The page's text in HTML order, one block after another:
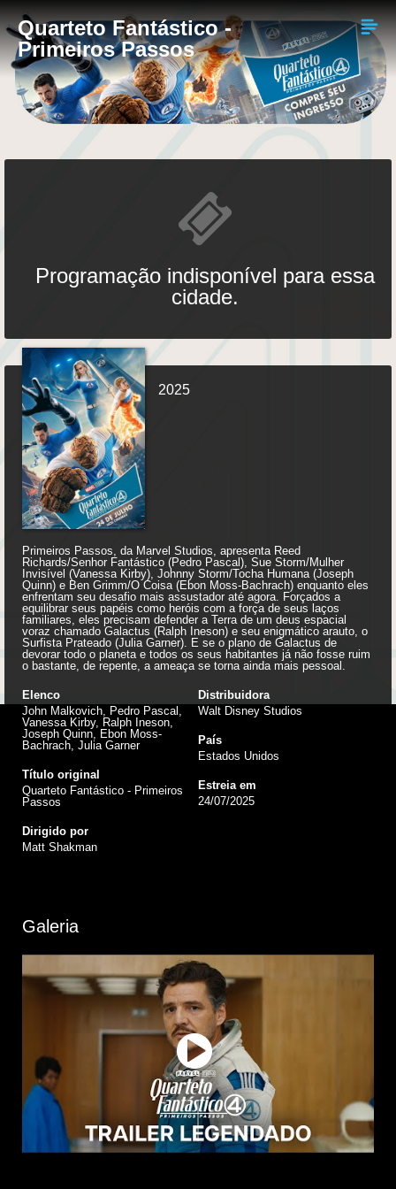
Quarteto Fantástico -
Primeiros Passos
Programação indisponível para essa
cidade.
2025
Primeiros Passos, da Marvel Studios, apresenta Reed
Richards/Senhor Fantástico (Pedro Pascal), Sue Storm/Mulher
Invisível (Vanessa Kirby), Johnny Storm/Tocha Humana (Joseph
Quinn) e Ben Grimm/O Coisa (Ebon Moss-Bachrach) enquanto eles
enfrentam seu desafio mais assustador até agora. Forçados a
equilibrar seus papéis como heróis com a força de seus laços
familiares, eles precisam defender a Terra de um deus espacial
voraz chamado Galactus (Ralph Ineson) e seu enigmático arauto, o
Surfista Prateado (Julia Garner). E se o plano de Galactus de
devorar todo o planeta e todos os seus habitantes já não fosse ruim
o bastante, de repente, a ameaça se torna ainda mais pessoal.
Elenco
John Malkovich, Pedro Pascal,
Vanessa Kirby, Ralph Ineson,
Joseph Quinn, Ebon Moss-
Bachrach, Julia Garner
Título original
Quarteto Fantástico - Primeiros
Passos
Dirigido por
Matt Shakman
Distribuidora
Walt Disney Studios
País
Estados Unidos
Estreia em
24/07/2025
Galeria